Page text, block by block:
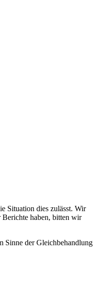
Situation dies zulässt. Wir
Berichte haben, bitten wir
Sinne der Gleichbehandlung